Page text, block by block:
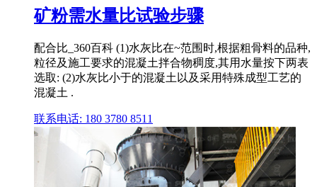
矿粉需水量比试验步骤
配合比_360百科 (1)水灰比在~范围时,根据粗骨料的品种,
粒径及施工要求的混凝土拌合物稠度,其用水量按下两表
选取: (2)水灰比小于的混凝土以及采用特殊成型工艺的
混凝土 .
联系电话: 180 3780 8511